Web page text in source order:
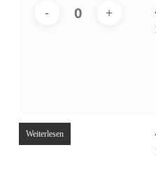
Weiterlesen